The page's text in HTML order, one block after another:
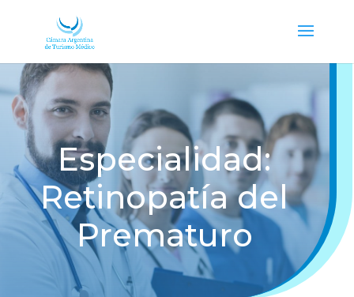
Especialidad:
Retinopatía del
Prematuro